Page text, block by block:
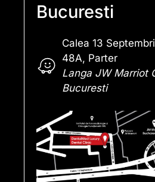
Bucuresti
Calea 13
48A, Parter
Langa JW Marriot
Bucuresti